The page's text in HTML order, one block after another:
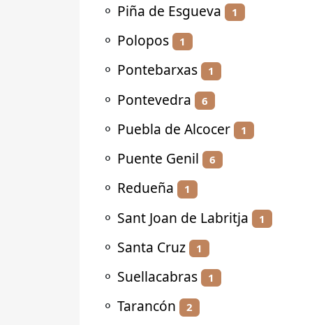
⚬ Piña de Esgueva 1
⚬ Polopos 1
⚬ Pontebarxas 1
⚬ Pontevedra 6
⚬ Puebla de Alcocer 1
⚬ Puente Genil 6
⚬ Redueña 1
⚬ Sant Joan de Labritja 1
⚬ Santa Cruz 1
⚬ Suellacabras 1
⚬ Tarancón 2